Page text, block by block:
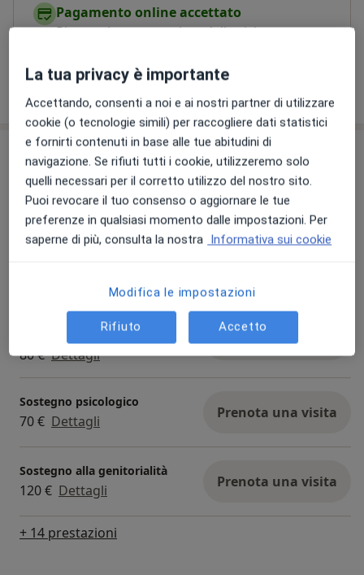
Pagamento online accettato
Risparmia tempo prima della visita.
Mostra dettaglisull'esperienza
Prestazioni e prezzi
Colloquio psicologico
70 € Dettagli Prenota una visita
Sostegno psicologico
80 € Dettagli
Prenota una visita
Sostegno psicologico
70 € Dettagli Prenota una visita
Sostegno alla genitorialità
120 € Dettagli Prenota una visita
+ 14 prestazioni
La tua privacy è importante
Accettando, consenti a noi e ai nostri partner di utilizzare
cookie (o tecnologie simili) per raccogliere dati statistici
e fornirti contenuti in base alle tue abitudini di
navigazione. Se rifiuti tutti i cookie, utilizzeremo solo
quelli necessari per il corretto utilizzo del nostro sito.
Puoi revocare il tuo consenso o aggiornare le tue
preferenze in qualsiasi momento dalle impostazioni. Per
saperne di più, consulta la nostra Informativa sui cookie
Modifica le impostazioni
Rifiuto Accetto